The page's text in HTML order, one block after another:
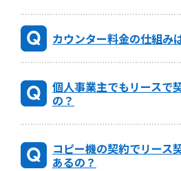
カウンター料金の仕組み
個人事業主でもリースで
の？
コピー機の契約でリース
あるの？